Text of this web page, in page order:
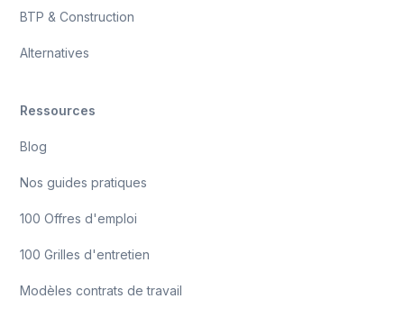
BTP & Construction
Alternatives
Ressources
Blog
Nos guides pratiques
100 Offres d'emploi
100 Grilles d'entretien
Modèles contrats de travail